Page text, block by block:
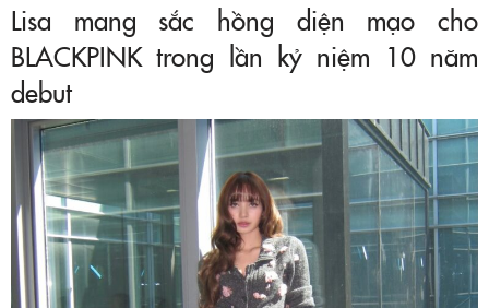
Lisa mang sắc hồng diện mạo cho
BLACKPINK trong lần kỷ niệm 10 năm
debut